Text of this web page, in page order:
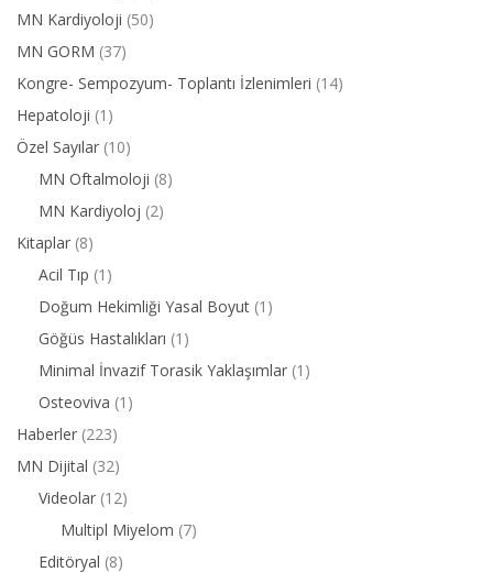
MN Kardiyoloji (50)
MN GORM (37)
Kongre- Sempozyum- Toplantı İzlenimleri (14)
Hepatoloji (1)
Özel Sayılar (10)
MN Oftalmoloji (8)
MN Kardiyoloj (2)
Kitaplar (8)
Acil Tıp (1)
Doğum Hekimliği Yasal Boyut (1)
Göğüs Hastalıkları (1)
Minimal İnvazif Torasik Yaklaşımlar (1)
Osteoviva (1)
Haberler (223)
MN Dijital (32)
Videolar (12)
Multipl Miyelom (7)
Editöryal (8)